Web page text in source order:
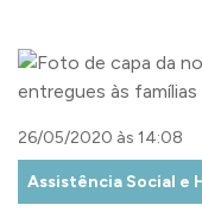
26/05/2020 às 14:08
Assistência Social e